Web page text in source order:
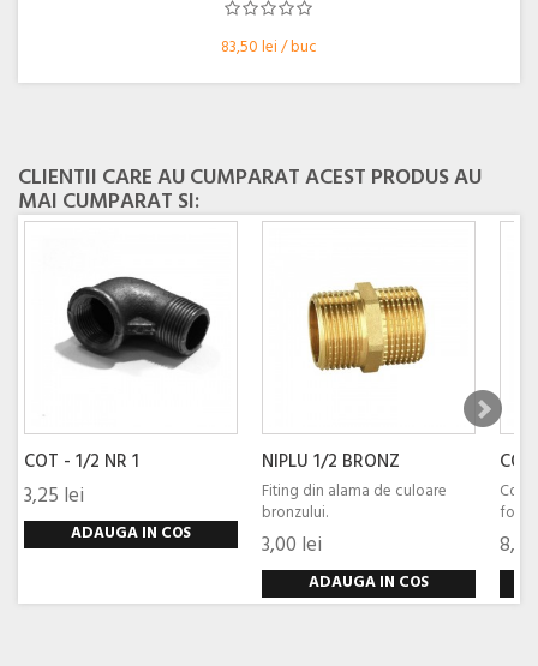
83,50 lei / buc
CLIENTII CARE AU CUMPARAT ACEST PRODUS AU
MAI CUMPARAT SI:
COT - 1/2 NR 1
3,25 lei
ADAUGA IN COS
NIPLU 1/2 BRONZ
Fiting din alama de culoare
bronzului.
3,00 lei
ADAUGA IN COS